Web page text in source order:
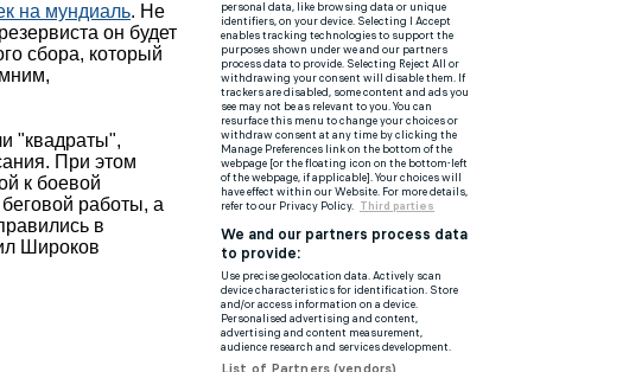
на мундиаль. Не
он будет
сбора, который
"квадраты",
При этом
к боевой
работы, а
в
Широков